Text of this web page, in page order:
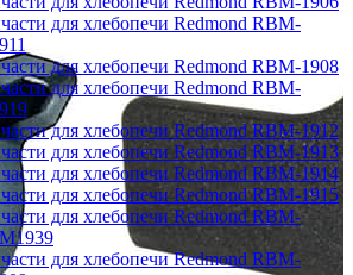
для хлебопечи Redmond RBM-
для хлебопечи Redmond RBM-1908
для хлебопечи Redmond RBM-
для хлебопечи Redmond RBM-1912
для хлебопечи Redmond RBM-1913
для хлебопечи Redmond RBM-1914
для хлебопечи Redmond RBM-1915
для хлебопечи Redmond RBM-
для хлебопечи Redmond RBM-